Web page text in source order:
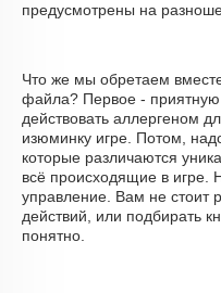
предусмотрены на
Что же мы обретаем
файла? Первое - приятную
действовать аллергеном
изюминку игре. Потом,
которые различаются
всё происходящие в игре.
управление. Вам не стоит
действий, или подбирать
понятно.